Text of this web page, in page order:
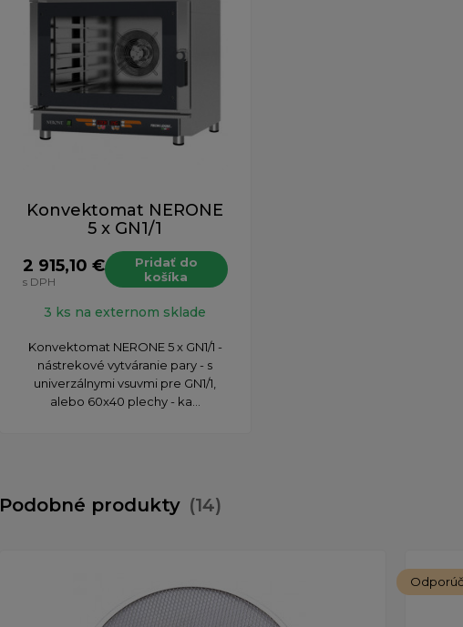
Konvektomat NERONE
5 x GN1/1
2 915,10 €
s DPH
Pridať do
košíka
3 ks na externom sklade
Konvektomat NERONE 5 x GN1/1 -
nástrekové vytváranie pary - s
univerzálnymi vsuvmi pre GN1/1,
alebo 60x40 plechy - ka...
Podobné produkty (14)